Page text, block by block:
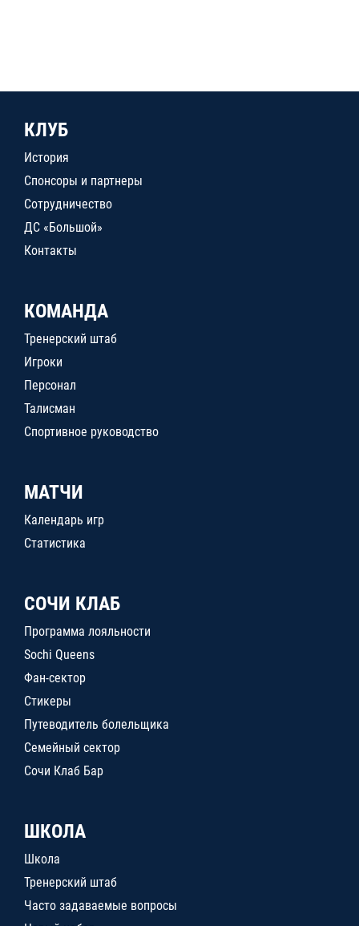
КЛУБ
История
Спонсоры и партнеры
Сотрудничество
ДС «Большой»
Контакты
КОМАНДА
Тренерский штаб
Игроки
Персонал
Талисман
Спортивное руководство
МАТЧИ
Календарь игр
Статистика
СОЧИ КЛАБ
Программа лояльности
Sochi Queens
Фан-сектор
Стикеры
Путеводитель болельщика
Семейный сектор
Сочи Клаб Бар
ШКОЛА
Школа
Тренерский штаб
Часто задаваемые вопросы